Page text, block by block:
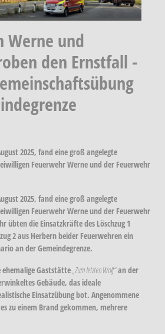
Werne und
den Ernstfall -
2025, fand eine groß angelegte
Feuerwehr Werne und der Feuerwehr
2025, fand eine groß angelegte
Feuerwehr Werne und der Feuerwehr
übten die Einsatzkräfte des Löschzug 1
2 aus Herbern beider Feuerwehren ein
an der Gemeindegrenze.
Gaststätte„Zum letzten Wolf“an der
Gebäude, das ideale
Einsatzübung bot. Angenommene
zu einem Brand gekommen, mehrere